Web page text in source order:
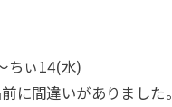
ちぃ14(水)
に間違いがありました。